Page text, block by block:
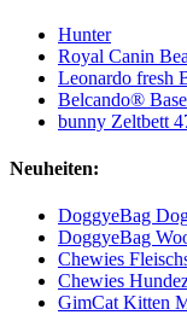
Hunter
Royal Canin
Leonardo fresh
Belcando®
bunny Zeltbett
Neuheiten:
DoggyeBag
DoggyeBag
Chewies
Chewies
GimCat Kitten